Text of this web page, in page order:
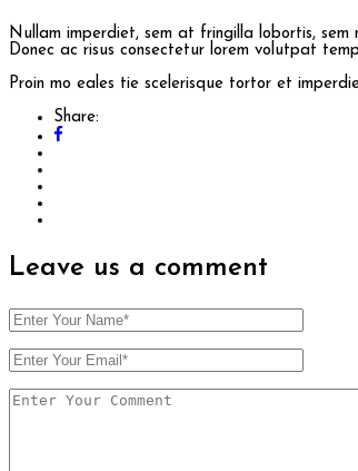
Nullam imperdiet, sem at fringilla lobortis,
Donec ac risus consectetur lorem volutpat
Proin mo eales tie scelerisque tortor et
Share:
Leave us a comment